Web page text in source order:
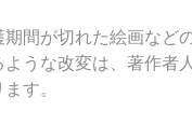
期間が切れた絵画など
うな改変は、著作者
す。